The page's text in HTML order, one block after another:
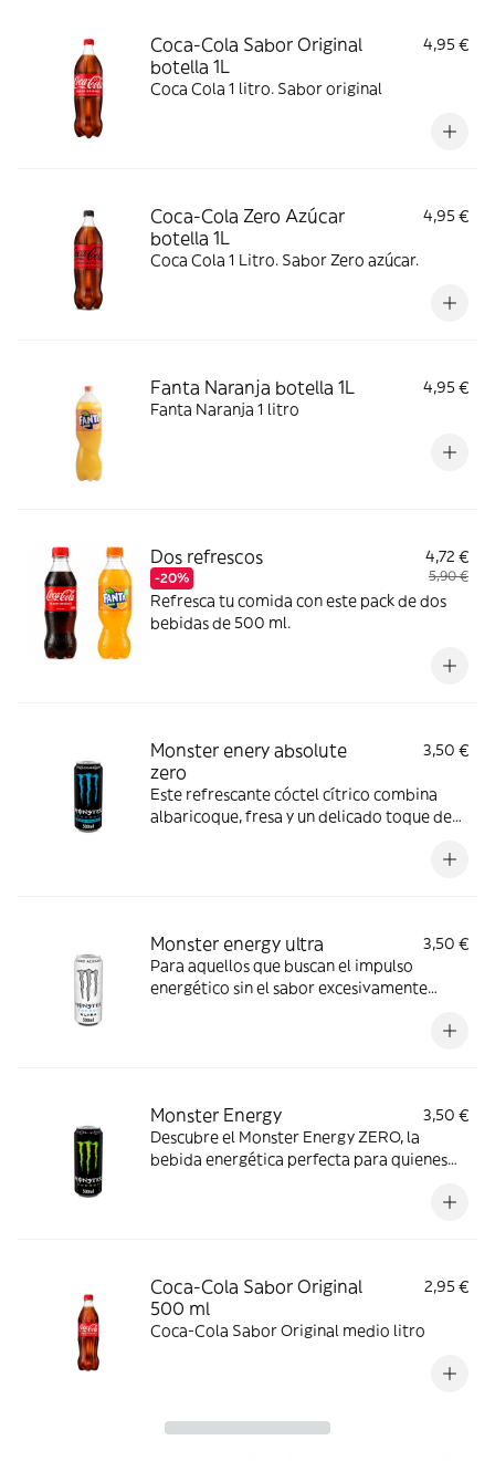
Coca-Cola Sabor Original
botella 1L
4,95 €
Coca Cola 1 litro. Sabor original
Coca-Cola Zero Azúcar
botella 1L
4,95 €
Coca Cola 1 Litro. Sabor Zero azúcar.
Fanta Naranja botella 1L
4,95 €
Fanta Naranja 1 litro
Dos refrescos
-20%
4,72 €
5,90 €
Refresca tu comida con este pack de dos
bebidas de 500 ml.
Monster enery absolute
zero
3,50 €
Este refrescante cóctel cítrico combina
albaricoque, fresa y un delicado toque de
comprometer tu dieta: cero azúcar. Ideal
Monster energy ultra
3,50 €
Para aquellos que buscan el impulso
energético sin el sabor excesivamente
Monster Energy
3,50 €
Descubre el Monster Energy ZERO, la
bebida energética perfecta para quienes
Coca-Cola Sabor Original
500 ml
2,95 €
Coca-Cola Sabor Original medio litro